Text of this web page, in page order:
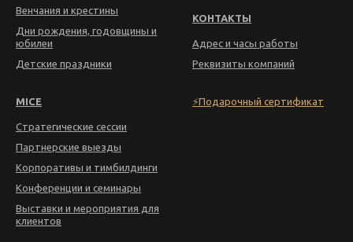
Венчания и крестины
Дни рождения, годовщины и
юбилеи
Детские праздники
MICE
Стратегические сессии
Партнерские выезды
Корпоративы и тимбилдинги
Конференции и семинары
Выставки и мероприятия для
клиентов
КОНТАКТЫ
Адрес и часы работы
Реквизиты компаний
⚡Подарочный сертификат